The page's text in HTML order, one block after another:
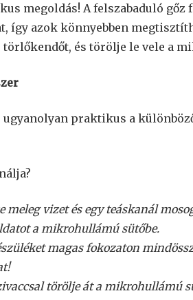
megoldás! A felszabaduló
így azok könnyebben
törlőkendőt, és törölje le vele a
ugyanolyan praktikus a
meleg vizet és egy teáskanál
a mikrohullámú sütőbe.
magas fokozaton
törölje át a mikrohullámú